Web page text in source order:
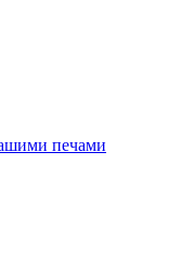
печами